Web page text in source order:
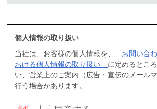
個人情報の取り扱い
当社は、お客様の個人情報を、
「お問い合
おける個人情報の取り扱い」 に定めるとこ
い、営業上のご案内（広告・宣伝のメール
行う場合があります。